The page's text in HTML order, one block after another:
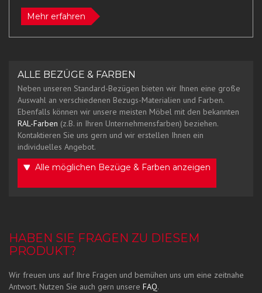
Mehr erfahren
ALLE BEZÜGE & FARBEN
Neben unseren Standard-Bezügen bieten wir Ihnen eine große
Auswahl an verschiedenen Bezugs-Materialien und Farben.
Ebenfalls können wir unsere meisten Möbel mit den bekannten
RAL-Farben (z.B. in Ihren Unternehmensfarben) beziehen.
Kontaktieren Sie uns gern und wir erstellen Ihnen ein
individuelles Angebot.
Alle möglichen Bezüge & Farben anzeigen
HABEN SIE FRAGEN ZU DIESEM
PRODUKT?
Wir freuen uns auf Ihre Fragen und bemühen uns um eine zeitnahe
Antwort. Nutzen Sie auch gern unsere FAQ.